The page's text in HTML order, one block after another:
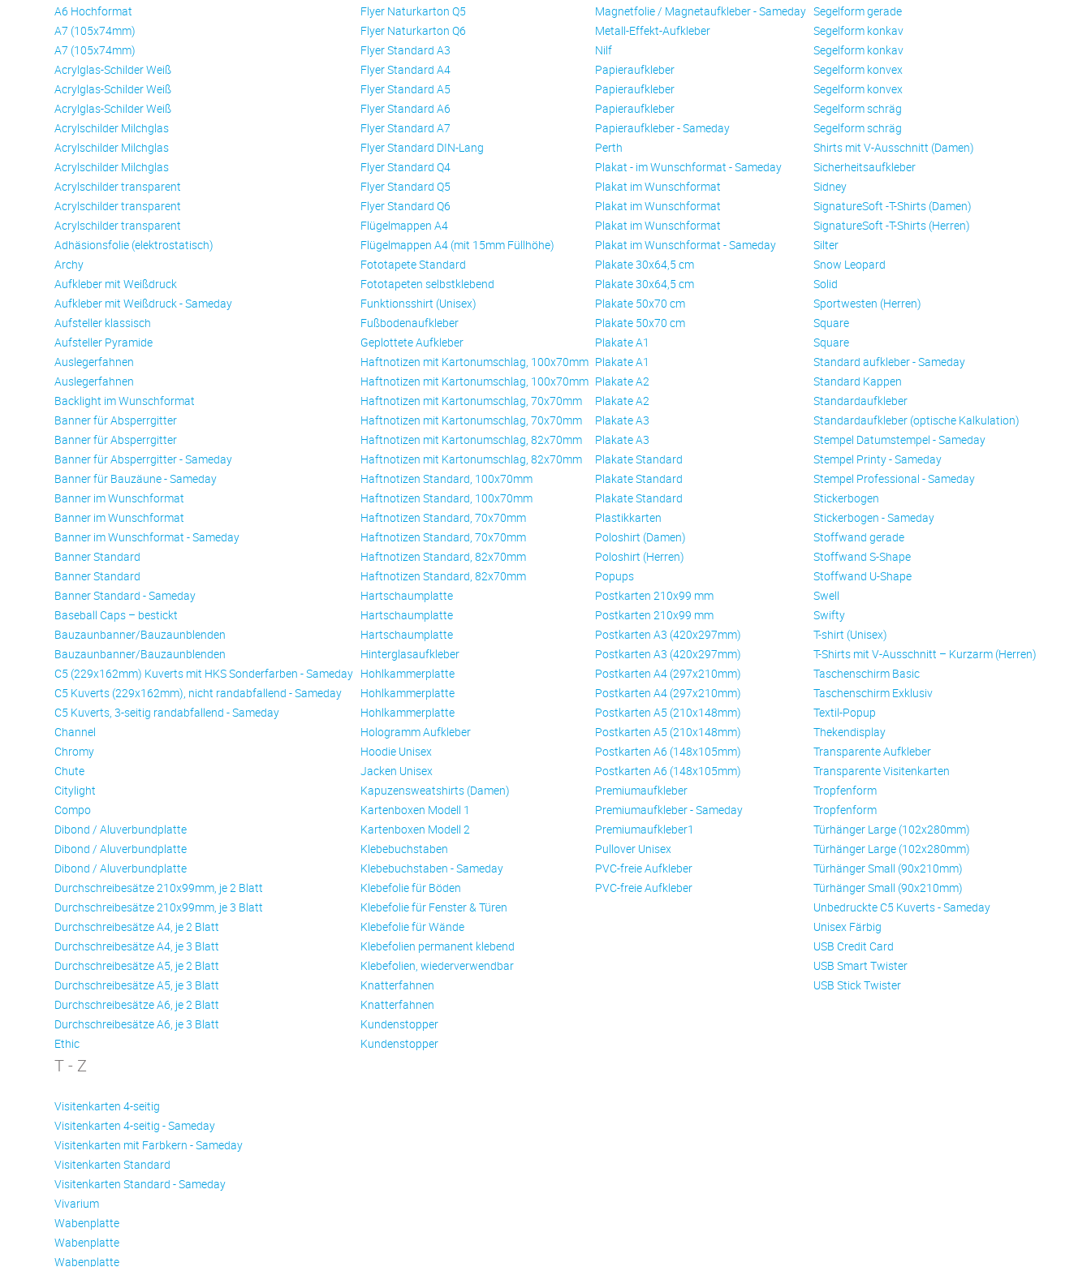
A6 Hochformat
A7 (105x74mm)
A7 (105x74mm)
Acrylglas-Schilder Weiß
Acrylglas-Schilder Weiß
Acrylglas-Schilder Weiß
Acrylschilder Milchglas
Acrylschilder Milchglas
Acrylschilder Milchglas
Acrylschilder transparent
Acrylschilder transparent
Acrylschilder transparent
Adhäsionsfolie (elektrostatisch)
Archy
Aufkleber mit Weißdruck
Aufkleber mit Weißdruck - Sameday
Aufsteller klassisch
Aufsteller Pyramide
Auslegerfahnen
Auslegerfahnen
Backlight im Wunschformat
Banner für Absperrgitter
Banner für Absperrgitter
Banner für Absperrgitter - Sameday
Banner für Bauzäune - Sameday
Banner im Wunschformat
Banner im Wunschformat
Banner im Wunschformat - Sameday
Banner Standard
Banner Standard
Banner Standard - Sameday
Baseball Caps – bestickt
Bauzaunbanner/Bauzaunblenden
Bauzaunbanner/Bauzaunblenden
C5 (229x162mm) Kuverts mit HKS Sonderfarben - Sameday
C5 Kuverts (229x162mm), nicht randabfallend - Sameday
C5 Kuverts, 3-seitig randabfallend - Sameday
Channel
Chromy
Chute
Citylight
Compo
Dibond / Aluverbundplatte
Dibond / Aluverbundplatte
Dibond / Aluverbundplatte
Durchschreibesätze 210x99mm, je 2 Blatt
Durchschreibesätze 210x99mm, je 3 Blatt
Durchschreibesätze A4, je 2 Blatt
Durchschreibesätze A4, je 3 Blatt
Durchschreibesätze A5, je 2 Blatt
Durchschreibesätze A5, je 3 Blatt
Durchschreibesätze A6, je 2 Blatt
Durchschreibesätze A6, je 3 Blatt
Ethic
Flyer Naturkarton Q5
Flyer Naturkarton Q6
Flyer Standard A3
Flyer Standard A4
Flyer Standard A5
Flyer Standard A6
Flyer Standard A7
Flyer Standard DIN-Lang
Flyer Standard Q4
Flyer Standard Q5
Flyer Standard Q6
Flügelmappen A4
Flügelmappen A4 (mit 15mm Füllhöhe)
Fototapete Standard
Fototapeten selbstklebend
Funktionsshirt (Unisex)
Fußbodenaufkleber
Geplottete Aufkleber
Haftnotizen mit Kartonumschlag, 100x70mm
Haftnotizen mit Kartonumschlag, 100x70mm
Haftnotizen mit Kartonumschlag, 70x70mm
Haftnotizen mit Kartonumschlag, 70x70mm
Haftnotizen mit Kartonumschlag, 82x70mm
Haftnotizen mit Kartonumschlag, 82x70mm
Haftnotizen Standard, 100x70mm
Haftnotizen Standard, 100x70mm
Haftnotizen Standard, 70x70mm
Haftnotizen Standard, 70x70mm
Haftnotizen Standard, 82x70mm
Haftnotizen Standard, 82x70mm
Hartschaumplatte
Hartschaumplatte
Hartschaumplatte
Hinterglasaufkleber
Hohlkammerplatte
Hohlkammerplatte
Hohlkammerplatte
Hologramm Aufkleber
Hoodie Unisex
Jacken Unisex
Kapuzensweatshirts (Damen)
Kartenboxen Modell 1
Kartenboxen Modell 2
Klebebuchstaben
Klebebuchstaben - Sameday
Klebefolie für Böden
Klebefolie für Fenster & Türen
Klebefolie für Wände
Klebefolien permanent klebend
Klebefolien, wiederverwendbar
Knatterfahnen
Knatterfahnen
Kundenstopper
Kundenstopper
Magnetfolie / Magnetaufkleber - Sameday
Metall-Effekt-Aufkleber
Nilf
Papieraufkleber
Papieraufkleber
Papieraufkleber
Papieraufkleber - Sameday
Perth
Plakat - im Wunschformat - Sameday
Plakat im Wunschformat
Plakat im Wunschformat
Plakat im Wunschformat
Plakat im Wunschformat - Sameday
Plakate 30x64,5 cm
Plakate 30x64,5 cm
Plakate 50x70 cm
Plakate 50x70 cm
Plakate A1
Plakate A1
Plakate A2
Plakate A2
Plakate A3
Plakate A3
Plakate Standard
Plakate Standard
Plakate Standard
Plastikkarten
Poloshirt (Damen)
Poloshirt (Herren)
Popups
Postkarten 210x99 mm
Postkarten 210x99 mm
Postkarten A3 (420x297mm)
Postkarten A3 (420x297mm)
Postkarten A4 (297x210mm)
Postkarten A4 (297x210mm)
Postkarten A5 (210x148mm)
Postkarten A5 (210x148mm)
Postkarten A6 (148x105mm)
Postkarten A6 (148x105mm)
Premiumaufkleber
Premiumaufkleber - Sameday
Premiumaufkleber1
Pullover Unisex
PVC-freie Aufkleber
PVC-freie Aufkleber
Se­gel­form ge­ra­de
Se­gel­form konkav
Se­gel­form konkav
Se­gel­form konvex
Se­gel­form konvex
Se­gel­form schräg
Se­gel­form schräg
Shirts mit V-Ausschnitt (Damen)
Sicherheitsaufkleber
Sidney
SignatureSoft -T-Shirts (Damen)
SignatureSoft -T-Shirts (Herren)
Silter
Snow Leopard
Solid
Sportwesten (Herren)
Square
Square
Standard aufkleber - Sameday
Standard Kappen
Standardaufkleber
Standardaufkleber (optische Kalkulation)
Stempel Datumstempel - Sameday
Stempel Printy - Sameday
Stempel Professional - Sameday
Stickerbogen
Stickerbogen - Sameday
Stoffwand gerade
Stoffwand S-Shape
Stoffwand U-Shape
Swell
Swifty
T-shirt (Unisex)
T-Shirts mit V-Ausschnitt – Kurzarm (Herren)
Taschenschirm Basic
Taschenschirm Exklusiv
Textil-Popup
Thekendisplay
Transparente Aufkleber
Transparente Visitenkarten
Trop­fen­form
Trop­fen­form
Türhänger Large (102x280mm)
Türhänger Large (102x280mm)
Türhänger Small (90x210mm)
Türhänger Small (90x210mm)
Unbedruckte C5 Kuverts - Sameday
Unisex Färbig
USB Credit Card
USB Smart Twister
USB Stick Twister
T - Z
Visitenkarten 4-seitig
Visitenkarten 4-seitig - Sameday
Visitenkarten mit Farbkern - Sameday
Visitenkarten Standard
Visitenkarten Standard - Sameday
Vivarium
Wabenplatte
Wabenplatte
Wabenplatte